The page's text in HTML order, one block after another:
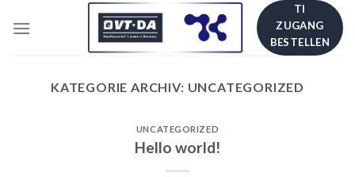
TI
ZUGANG
BESTELLEN
KATEGORIE ARCHIV: UNCATEGORIZED
UNCATEGORIZED
Hello world!